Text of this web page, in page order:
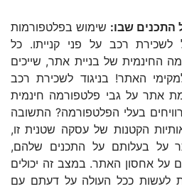
התכנים שבו: שימוש בפלטפורמות
רכב על פני קנייתו. כל
החינמית של בניית אתר, שייכים
האתר! בניגוד לשכירת רכב
אתר על גבי פלטפורמה חינמית
בעלי הפלטפורמה? התשובה
הקטנות של עסקה שטנית זו,
על בעלותם על התכנים שלהם,
על אחסון האתר. במצב זה יכולים
לעשות ככל העולה על דעתם עם